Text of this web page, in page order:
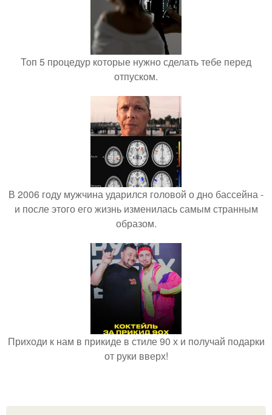
Топ 5 процедур которые нужно сделать тебе перед
отпуском.
В 2006 году мужчина ударился головой о дно бассейна -
и после этого его жизнь изменилась самым странным
образом.
Приходи к нам в прикиде в стиле 90 х и получай подарки
от руки вверх!